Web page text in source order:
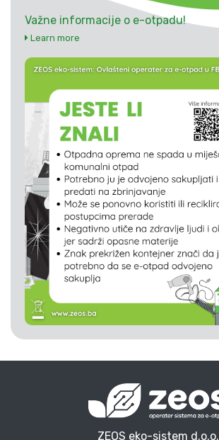
Važne informacije o e-otpadu!
Learn more
ZEOS eko-sistem d.o.o.